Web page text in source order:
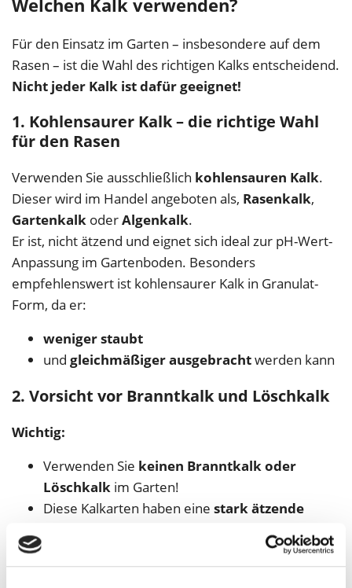
Für den Einsatz im Garten – insbesondere auf dem
Rasen – ist die Wahl des richtigen Kalks entscheidend.
Nicht jeder Kalk ist dafür geeignet!
1. Kohlensaurer Kalk – die richtige Wahl
für den Rasen
Verwenden Sie ausschließlich kohlensauren Kalk.
Dieser wird im Handel angeboten als, Rasenkalk,
Gartenkalk oderAlgenkalk.
Er ist, nicht ätzend und eignet sich ideal zur pH-Wert-
Anpassung im Gartenboden. Besonders
empfehlenswert ist kohlensaurer Kalk in Granulat-
Form, da er:
weniger staubt
und gleichmäßiger ausgebrachtwerden kann
2. Vorsicht vor Branntkalk und Löschkalk
Wichtig:
Verwenden Sie keinen Branntkalk oder
Löschkalk im Garten!
Diese Kalkarten haben eine stark ätzende